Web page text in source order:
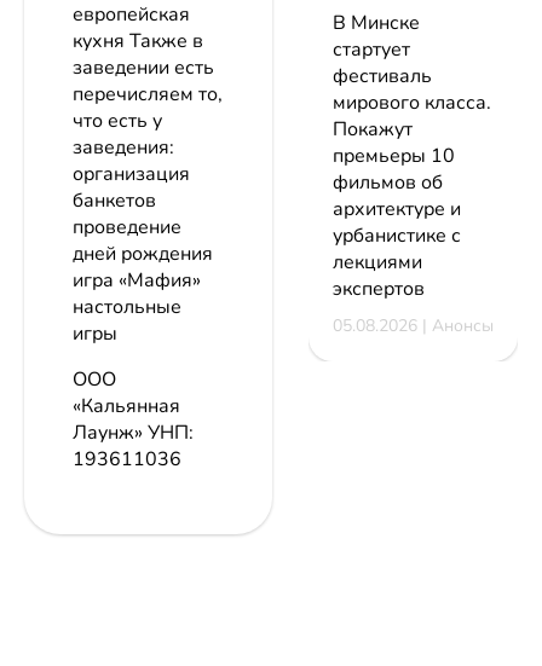
европейская
кухня Также в
заведении есть
перечисляем то,
что есть у
заведения:
организация
банкетов
проведение
дней рождения
игра «Мафия»
настольные
игры
ООО
«Кальянная
Лаунж» УНП:
193611036
В Минске
стартует
фестиваль
мирового класса.
Покажут
премьеры 10
фильмов об
архитектуре и
урбанистике с
лекциями
экспертов
05.08.2026 | Анонсы